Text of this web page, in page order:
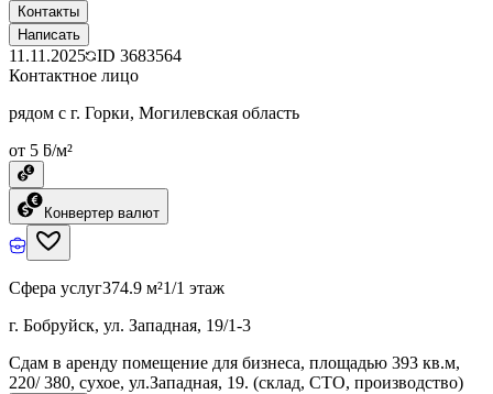
Контакты
Написать
11.11.2025 ID 3683564
Контактное лицо
рядом с г. Горки, Могилевская область
от 5 ƃ/м²
Конвертер валют
Сфера услуг374.9 м²1/1 этаж
г. Бобруйск, ул. Западная, 19/1-3
Сдам в аренду помещение для бизнеса, площадью 393 кв.м,
220/ 380, сухое, ул.Западная, 19. (склад, СТО, производство)